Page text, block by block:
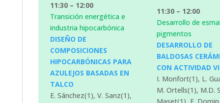
11:30 – 12:00
Transición energética e
industria hipocarbónica
DISEÑO DE
COMPOSICIONES
HIPOCARBÓNICAS PARA
AZULEJOS BASADAS EN
TALCO
E. Sánchez(1), V. Sanz(1),
11:30 – 12:00
Desarrollo de
pigmentos
DESARROLLO DE
BALDOSAS
CON ACTIVIDAD
I. Monfort(1), L.
M. Ortells(1), M.D.